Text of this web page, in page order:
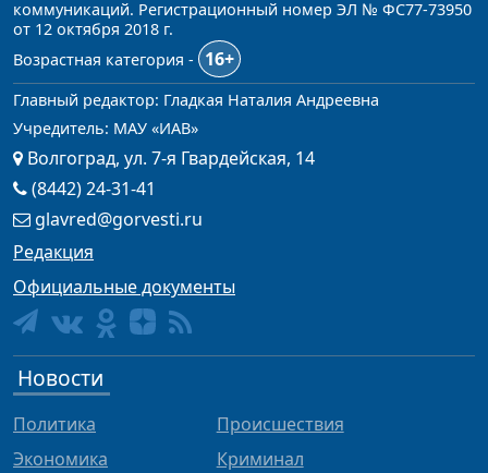
коммуникаций. Регистрационный номер ЭЛ № ФС77-73950
от 12 октября 2018 г.
Возрастная категория -
16+
Главный редактор: Гладкая Наталия Андреевна
Учредитель: МАУ «ИАВ»
Волгоград, ул. 7-я Гвардейская, 14
(8442) 24-31-41
glavred@gorvesti.ru
Редакция
Официальные документы
Новости
Политика
Экономика
Происшествия
Криминал